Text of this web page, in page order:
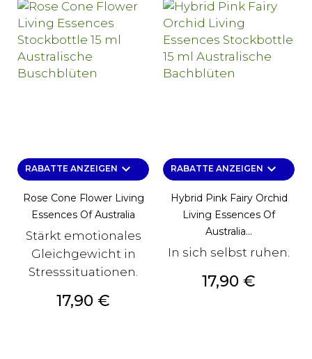
RABATTE ANZEIGEN keyboard_arrow_down
Rose Cone Flower Living
Essences Of Australia
Stärkt emotionales
Gleichgewicht in
Stresssituationen.
Preis
17,90 €
RABATTE ANZEIGEN keyboard_arrow_down
Hybrid Pink Fairy Orchid
Living Essences Of
Australia...
In sich selbst ruhen.
Preis
17,90 €